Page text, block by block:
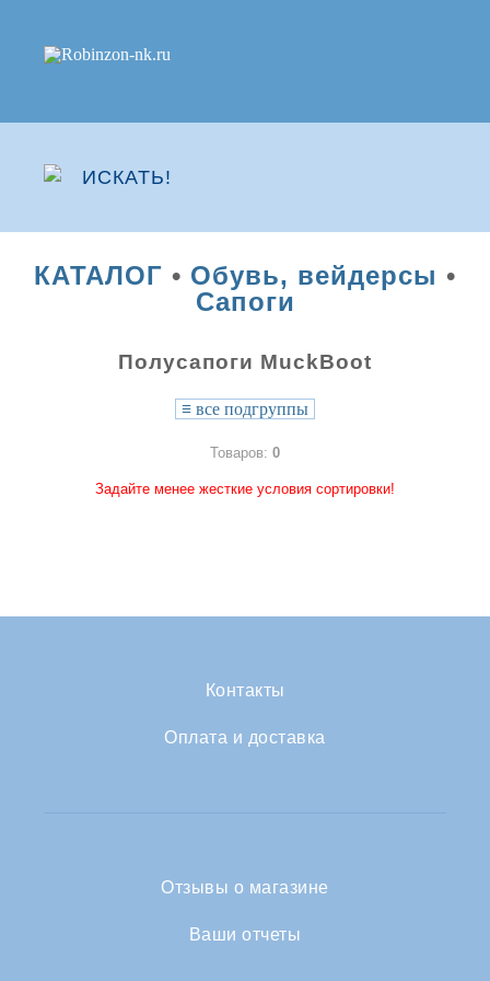
КАТАЛОГ • Обувь, вейдерсы •
Сапоги
Полусапоги MuckBoot
≡ все подгруппы
Товаров: 0
Задайте менее жесткие условия сортировки!
Контакты
Оплата и доставка
Отзывы о магазине
Ваши отчеты